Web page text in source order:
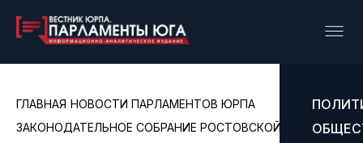
ГЛАВНАЯ НОВОСТИ ПАРЛАМЕНТОВ ЮРПА
ЗАКОНОДАТЕЛЬНОЕ СОБРАНИЕ РОСТОВСКОЙ ОБЛАСТИ